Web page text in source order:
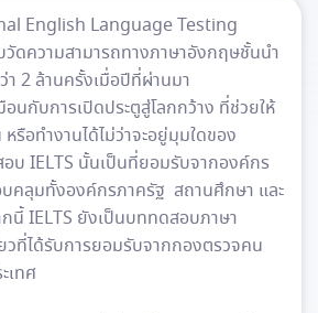
English Language Testing
ดความสามารถทางภาษาอังกฤษชั้นนำ
2 ล้านครั้งเมื่อปีที่ผ่านมา
อนกับการเปิดประตูสู่โลกกว้าง ที่ช่วยให้
รือทำงานได้ไม่ว่าจะอยู่มุมใดของ
อบ IELTS นั้นเป็นที่ยอมรับจากองค์กร
คลุมทั้งองค์กรภาครัฐ สถานศึกษา และ
นี้ IELTS ยังเป็นบททดสอบภาษา
ที่ได้รับการยอมรับจากกองตรวจคน
เทศ